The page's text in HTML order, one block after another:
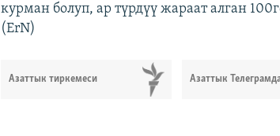
курман болуп, ар түрдүү жараат алган
(ErN)
Азаттык тиркемеси Азаттык